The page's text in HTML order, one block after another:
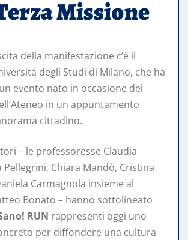
Missione
della manifestazione c’è il
degli Studi di Milano, che ha
evento nato in occasione del
in un appuntamento
cittadino.
– le professoresse Claudia
Pellegrini, Chiara Mandò, Cristina
Carmagnola insieme al
Bonato – hanno sottolineato
RUN rappresenti oggi uno
per diffondere una cultura